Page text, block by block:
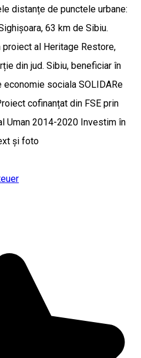
distanțe de punctele urbane:
63 km de Sibiu.
al Heritage Restore,
din jud. Sibiu, beneficiar în
sociala SOLIDARe
cofinanțat din FSE prin
Uman 2014-2020 Investim în
și foto